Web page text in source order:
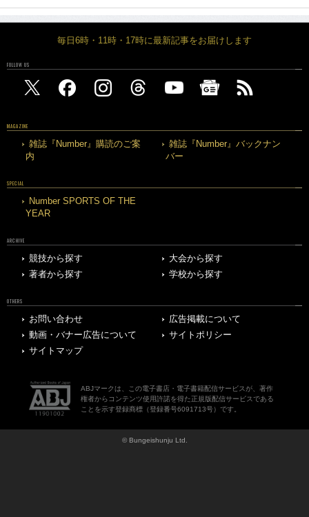
毎日6時・11時・17時に最新記事をお届けします
FOLLOW US
MAGAZINE
雑誌『Number』購読のご案
内
雑誌『Number』バックナン
バー
SPECIAL
Number SPORTS OF THE
YEAR
ARCHIVE
競技から探す
大会から探す
著者から探す
学校から探す
OTHERS
お問い合わせ
広告掲載について
動画・バナー広告について
サイトポリシー
サイトマップ
ABJマークは、この電子書店・電子書籍配信サービスが、著作
権者からコンテンツ使用許諾を得た正規版配信サービスである
ことを示す登録商標（登録番号6091713号）です。
© Bungeishunju Ltd.